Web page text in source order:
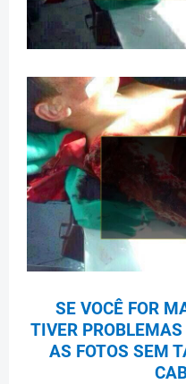
SE VOCÊ FOR
TIVER
AS FOTOS SEM